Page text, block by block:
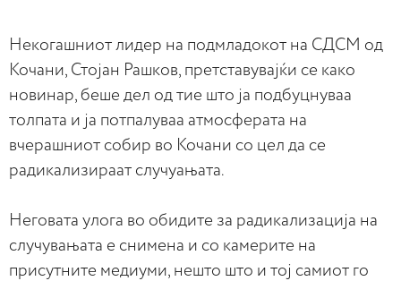
Некогашниот лидер на подмладокот на СДСМ од
Кочани, Стојан Рашков, претставувајќи се како
новинар, беше дел од тие што ја подбуцнуваа
толпата и ја потпалуваа атмосферата на
вчерашниот собир во Кочани со цел да се
радикализираат случуањата.
Неговата улога во обидите за радикализација на
случувањата е снимена и со камерите на
присутните медиуми, нешто што и тој самиот го